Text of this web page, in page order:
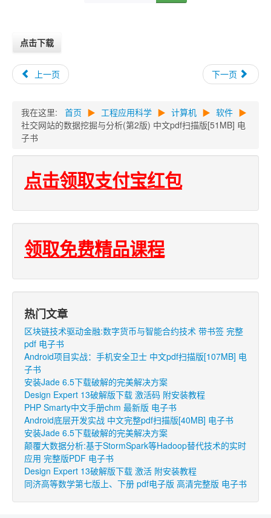
点击下载
上一页 下一页
我在这里: 首页 ▶ 工程应用科学 ▶ 计算机 ▶ 软件 ▶
社交网站的数据挖掘与分析(第2版) 中文pdf扫描版[51MB] 电
子书
点击领取支付宝红包
领取免费精品课程
热门文章
区块链技术驱动金融:数字货币与智能合约技术 带书签 完整
pdf 电子书
Android项目实战：手机安全卫士 中文pdf扫描版[107MB] 电
子书
安装Jade 6.5下载破解的完美解决方案
Design Expert 13破解版下载 激活码 附安装教程
PHP Smarty中文手册chm 最新版 电子书
Android底层开发实战 中文完整pdf扫描版[40MB] 电子书
安装Jade 6.5下载破解的完美解决方案
颠覆大数据分析:基于StormSpark等Hadoop替代技术的实时
应用 完整版PDF 电子书
Design Expert 13破解版下载 激活 附安装教程
同济高等数学第七版上、下册 pdf电子版 高清完整版 电子书